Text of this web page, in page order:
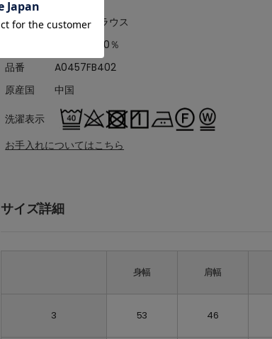
カテゴリ
シャツ/ブラウス
コットン100％
品番
A0457FB402
原産国
中国
洗濯表示
お手入れについてはこちら
サイズ詳細
身幅 肩幅
3 53 46